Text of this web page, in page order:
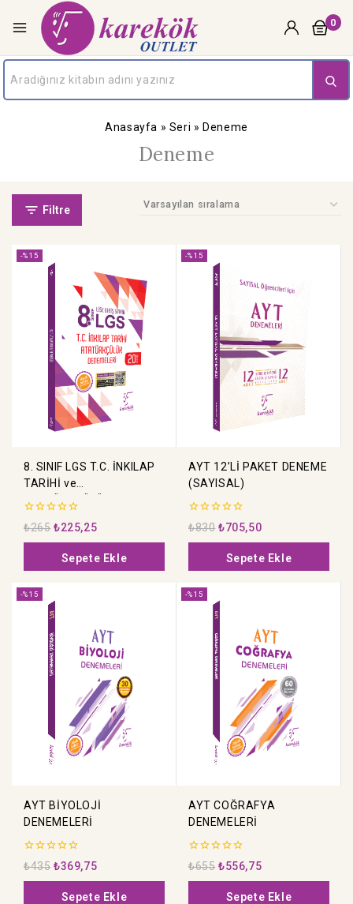
0
Anasayfa » Seri » Deneme
Deneme
Filtre
-%15
8. SINIF LGS T.C. İNKILAP
TARİHİ ve
ATATÜRKÇÜLÜK
0
5
üzerinden
₺265 ₺225,25
Sepete Ekle
-%15
AYT 12’Lİ PAKET DENEME
(SAYISAL)
0
5
üzerinden
₺830 ₺705,50
Sepete Ekle
-%15
AYT BİYOLOJİ
DENEMELERİ
0
5
üzerinden
₺435 ₺369,75
Sepete Ekle
-%15
AYT COĞRAFYA
DENEMELERİ
0
5
üzerinden
₺655 ₺556,75
Sepete Ekle